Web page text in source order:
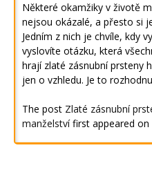
Některé okamžiky v životě
nejsou okázalé, a přesto si
Jedním z nich je chvíle, kdy
vyslovíte otázku, která
hrají zlaté zásnubní prsteny
jen o vzhledu. Je to
The post Zlaté zásnubní
manželstvífirst appeared on